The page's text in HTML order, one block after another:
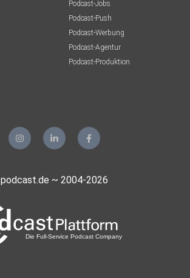
Podcast-Jobs
Podcast-Push
Podcast-Werbung
Podcast-Agentur
Podcast-Produktion
podcast.de ~ 2004-2026